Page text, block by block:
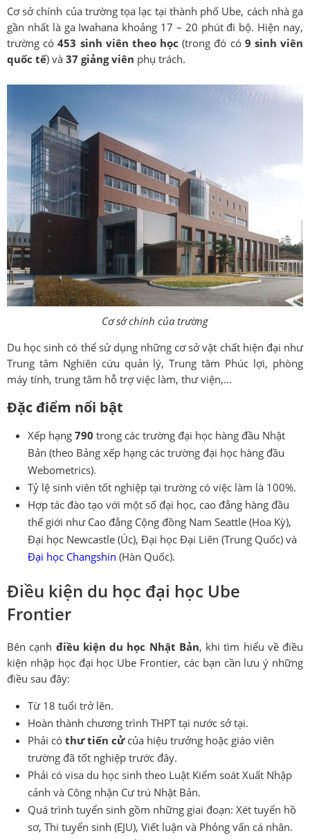
Cơ sở chính của trường tọa lạc tại thành phố Ube, cách nhà ga
gần nhất là ga Iwahana khoảng 17 – 20 phút đi bộ. Hiện nay,
trường có453 sinh viên theo học(trong đó có9 sinh viên
quốc tế) và 37 giảng viên phụ trách.
Cơ sở chính của trường
Du học sinh có thể sử dụng những cơ sở vật chất hiện đại như
Trung tâm Nghiên cứu quản lý, Trung tâm Phúc lợi, phòng
máy tính, trung tâm hỗ trợ việc làm, thư viện,…
Đặc điểm nổi bật
Xếp hạng 790 trong các trường đại học hàng đầu Nhật
Bản (theo Bảng xếp hạng các trường đại học hàng đầu
Webometrics).
Tỷ lệ sinh viên tốt nghiệp tại trường có việc làm là 100%.
Hợp tác đào tạo với một số đại học, cao đẳng hàng đầu
thế giới như Cao đẳng Cộng đồng Nam Seattle (Hoa Kỳ),
Đại học Newcastle (Úc), Đại học Đại Liên (Trung Quốc) và
Đại học Changshin (Hàn Quốc).
Điều kiện du học đại học Ube
Frontier
Bên cạnh điều kiện du học Nhật Bản, khi tìm hiểu về điều
kiện nhập học đại học Ube Frontier, các bạn cần lưu ý những
điều sau đây:
Từ 18 tuổi trở lên.
Hoàn thành chương trình THPT tại nước sở tại.
Phải có thư tiến cửcủa hiệu trưởng hoặc giáo viên
trường đã tốt nghiệp trước đây.
Phải có visa du học sinh theo Luật Kiểm soát Xuất Nhập
cảnh và Công nhận Cư trú Nhật Bản.
Quá trình tuyển sinh gồm những giai đoạn: Xét tuyển hồ
sơ, Thi tuyển sinh (EJU), Viết luận và Phỏng vấn cá nhân.